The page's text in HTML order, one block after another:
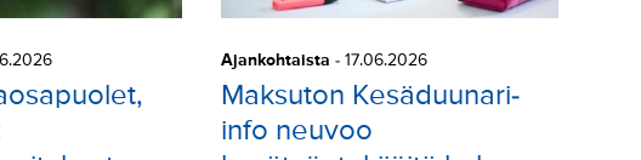
Ajankohtaista - 17.06.2026
Maksuton Kesäduunari-
info neuvoo